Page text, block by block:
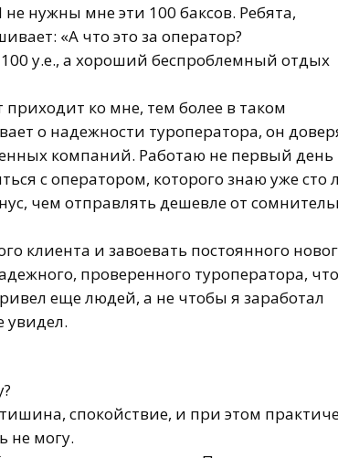
нужны мне эти 100 баксов. Ребята,
«А что это за оператор?
у.е., а хороший беспроблемный отдых
ко мне, тем более в таком
о надежности туроператора, он
компаний. Работаю не первый день
с оператором, которого знаю уже сто
чем отправлять дешевле от
клиента и завоевать постоянного
проверенного туроператора,
еще людей, а не чтобы я заработал
увидел.
спокойствие, и при этом
не могу.